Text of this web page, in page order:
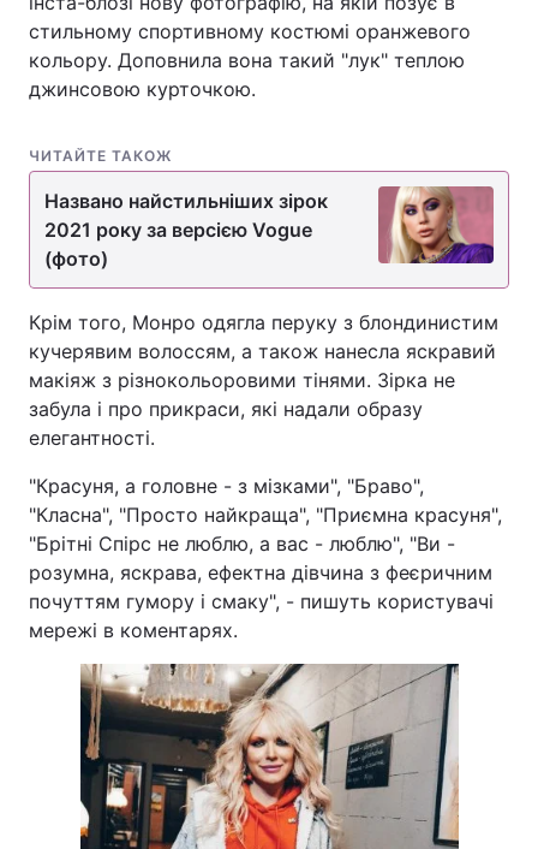
стильному спортивному костюмі оранжевого
кольору. Доповнила вона такий "лук" теплою
джинсовою курточкою.
ЧИТАЙТЕ ТАКОЖ
Названо найстильніших зірок
2021 року за версією Vogue
(фото)
Крім того, Монро одягла перуку з блондинистим
кучерявим волоссям, а також нанесла яскравий
макіяж з різнокольоровими тінями. Зірка не
забула і про прикраси, які надали образу
елегантності.
"Красуня, а головне - з мізками", "Браво",
"Класна", "Просто найкраща", "Приємна красуня",
"Брітні Спірс не люблю, а вас - люблю", "Ви -
розумна, яскрава, ефектна дівчина з феєричним
почуттям гумору і смаку", - пишуть користувачі
мережі в коментарях.